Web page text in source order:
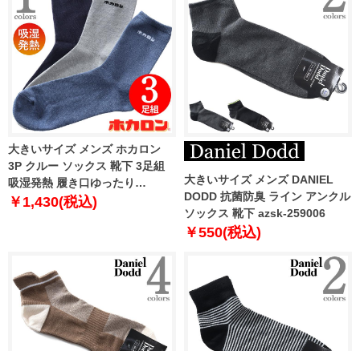
大きいサイズ メンズ ホカロン
3P クルー ソックス 靴下 3足組
吸湿発熱 履き口ゆったり
hkm51012
￥1,430(税込)
大きいサイズ メンズ DANIEL
DODD 抗菌防臭 ライン アンクル
ソックス 靴下 azsk-259006
￥550(税込)